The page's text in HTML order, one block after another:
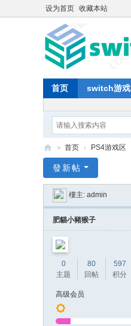
设为首页 收藏本站
首页 switch游戏
wi
» 首页 › PS4游戏区
發新帖
樓主: admin
肥貓小豬猴子
0
主题
80
回帖
597
积分
高级会员